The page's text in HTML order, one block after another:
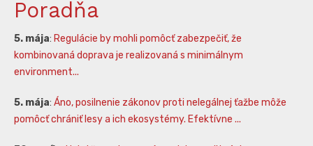
Poradňa
5. mája: Regulácie by mohli pomôcť zabezpečiť, že
kombinovaná doprava je realizovaná s minimálnym
environment...
5. mája: Áno, posilnenie zákonov proti nelegálnej ťažbe môže
pomôcť chrániť lesy a ich ekosystémy. Efektívne ...